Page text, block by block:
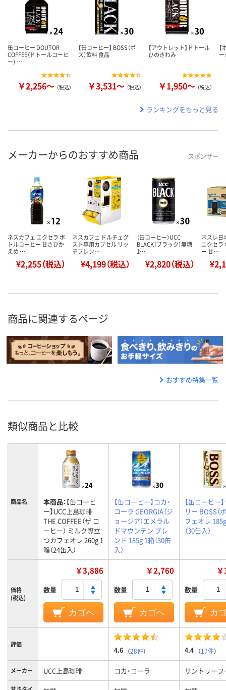
缶コーヒー DOUTOR
COFFEE（ドトールコーヒ
ー） …
￥2,256～ （税込）
【缶コーヒー】 BOSS（ボ
ス）飲料 食品
￥3,531～ （税込）
【アウトレット】ドトール
ひのきわみ
￥1,950～ （税込）
ランキングをもっと見る
メーカーからのおすすめ商品 スポンサー
ネスカフェ エクセラ ボ
トルコーヒー 甘さひか
えめ …
¥2,255（税込）
ネスカフェ ドルチェグ
スト専用カプセル リッ
チブレン…
¥4,199（税込）
（缶コーヒー）UCC
BLACK（ブラック）無糖
1…
¥2,820（税込）
ネスレ日
エクセラ
ー 甘…
商品に関連するページ
おすすめ特集一覧
類似商品と比較
商品名 本商品：【缶コーヒ
ー】UCC上島珈琲
THE COFFEE（ザ コ
ーヒー） ミルク際立
つカフェオレ 260g 1
箱（24缶入）
【缶コーヒー】コカ・
コーラ GEORGIA（ジ
ョージア）エメラル
ドマウンテン ブレ
ンド 185g 1箱（30缶
入）
【缶コーヒー
リー BOSS（
フェオレ
（30缶入）
価格
(税込)
￥3,886
数量
カゴへ
￥2,760
数量
カゴへ
数量
カ
評価
4.6 （28件） 4.4 （17件）
メーカー UCC上島珈琲 コカ・コーラ サントリーフ